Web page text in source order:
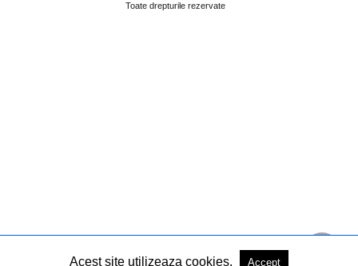
Toate drepturile rezervate
Acest site utilizeaza cookies. Accept